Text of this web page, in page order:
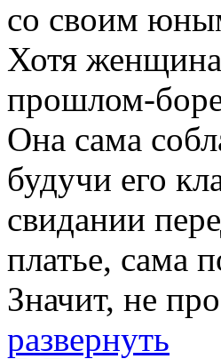
со своим
Хотя
прошлом-
Она сама
будучи его
свидании
платье, сама
Значит, не
развернуть